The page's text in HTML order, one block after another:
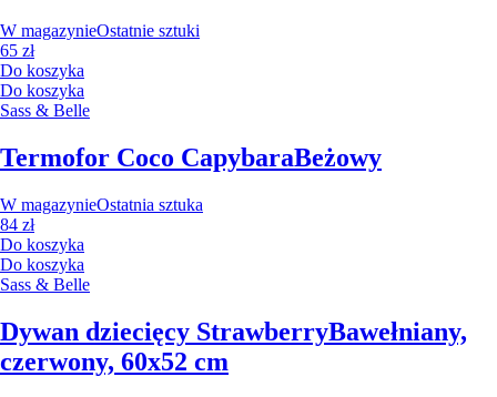
W magazynieOstatnie sztuki
65 zł
Do koszyka
Do koszyka
Sass & Belle
Termofor Coco CapybaraBeżowy
W magazynieOstatnia sztuka
84 zł
Do koszyka
Do koszyka
Sass & Belle
Dywan dziecięcy StrawberryBawełniany,
czerwony, 60x52 cm